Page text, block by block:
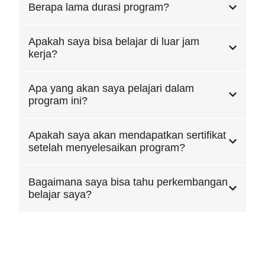
Berapa lama durasi program?
Apakah saya bisa belajar di luar jam
kerja?
Apa yang akan saya pelajari dalam
program ini?
Apakah saya akan mendapatkan sertifikat
setelah menyelesaikan program?
Bagaimana saya bisa tahu perkembangan
belajar saya?